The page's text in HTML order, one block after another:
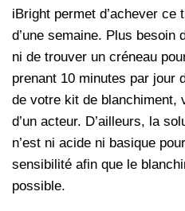
iBright permet d’achever ce
d’une semaine. Plus besoin
ni de trouver un créneau
prenant 10 minutes par jour
de votre kit de blanchiment,
d’un acteur. D’ailleurs, la
n’est ni acide ni basique
sensibilité afin que le
possible.